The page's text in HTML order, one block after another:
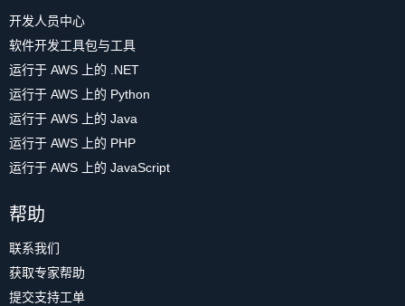
开发人员中心
软件开发工具包与工具
运行于 AWS 上的 .NET
运行于 AWS 上的 Python
运行于 AWS 上的 Java
运行于 AWS 上的 PHP
运行于 AWS 上的 JavaScript
帮助
联系我们
获取专家帮助
提交支持工单